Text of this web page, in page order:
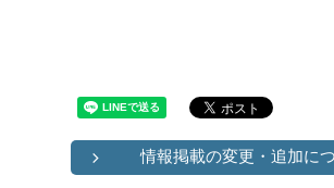
情報掲載の変更・追加に